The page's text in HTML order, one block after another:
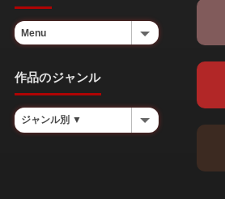
作品のジャンル